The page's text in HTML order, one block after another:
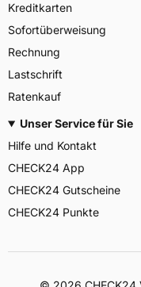
Kreditkarten
Sofortüberweisung
Rechnung
Lastschrift
Ratenkauf
Unser Service für Sie
Hilfe und Kontakt
CHECK24 App
CHECK24 Gutscheine
CHECK24 Punkte